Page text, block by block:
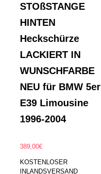
STOßSTANGE
HINTEN
Heckschürze
LACKIERT IN
WUNSCHFARBE
NEU für BMW 5er
E39 Limousine
1996-2004
389,00€
KOSTENLOSER
INLANDSVERSAND